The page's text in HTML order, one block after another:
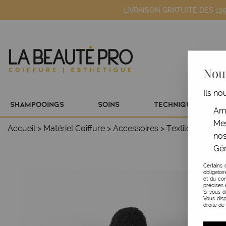
LIVRAISON GRATUITE DÈS
SHAMPOOINGS SOINS TECHNIQUE
Accueil > Matériel Coiffure > Accessoires > Textile
Ils
Certains
et du
précises
Si vous
Vous
droite de